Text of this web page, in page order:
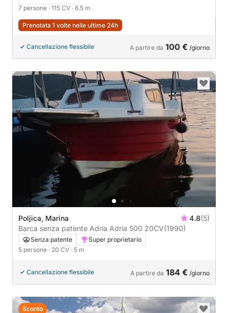
7 persone · 115 CV · 6.5 m
Prenotata 1 volte nelle ultime 24h
Cancellazione flessibile A partire da 100 € /giorno
Poljica, Marina 4.8(5)
Barca senza patente Adria Adria 500 20CV(1990)
Senza patente
Super proprietario
5 persone · 20 CV · 5 m
Cancellazione flessibile A partire da 184 € /giorno
Sconto